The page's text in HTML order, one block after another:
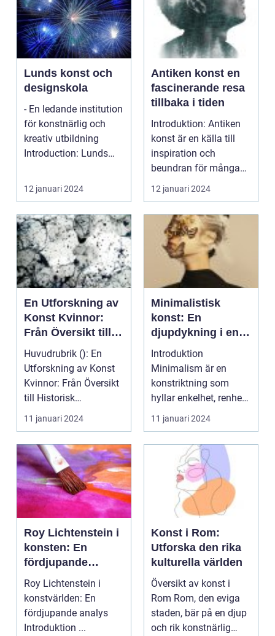
Lunds konst och
designskola
- En ledande institution
för konstnärlig och
kreativ utbildning
Introduction: Lunds
12 januari 2024
Antiken konst en
fascinerande resa
tillbaka i tiden
Introduktion: Antiken
konst är en källa till
inspiration och
beundran för många
människor runt om i ...
12 januari 2024
En Utforskning av
Konst Kvinnor:
Från Översikt till
Historisk
Genomgång
Huvudrubrik (): En
Utforskning av Konst
Kvinnor: Från Översikt
till Historisk
Genomgång Inledning:
11 januari 2024
Minimalistisk
konst: En
djupdykning i en
enkel estetik
Introduktion
Minimalism är en
konstriktning som
hyllar enkelhet, renhet
och avskalning till det
ess...
11 januari 2024
Roy Lichtenstein i
konsten: En
fördjupande
analys
Roy Lichtenstein i
konstvärlden: En
fördjupande analys
Introduktion ...
Konst i Rom:
Utforska den rika
kulturella världen
Översikt av konst i
Rom Rom, den eviga
staden, bär på en djup
och rik konstnärlig